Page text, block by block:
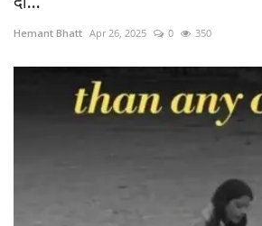
Hemant Bhatt Apr 26, 2025 0 350